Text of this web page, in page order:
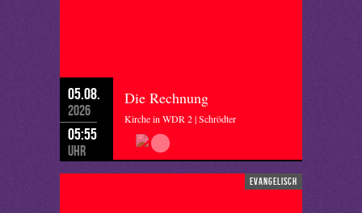
05.08.
2026
05:55
Uhr
Die Rechnung
Kirche in WDR 2 | Schrödter
evangelisch